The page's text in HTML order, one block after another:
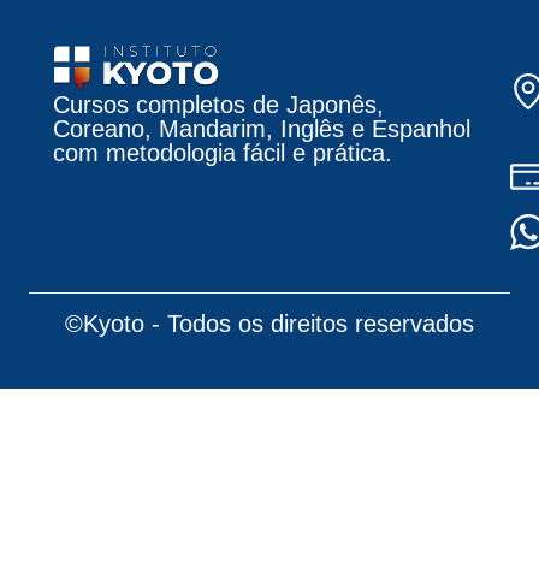
Cursos completos de Japonês,
Coreano, Mandarim, Inglês e Espanhol
com metodologia fácil e prática.
©Kyoto - Todos os direitos reservados